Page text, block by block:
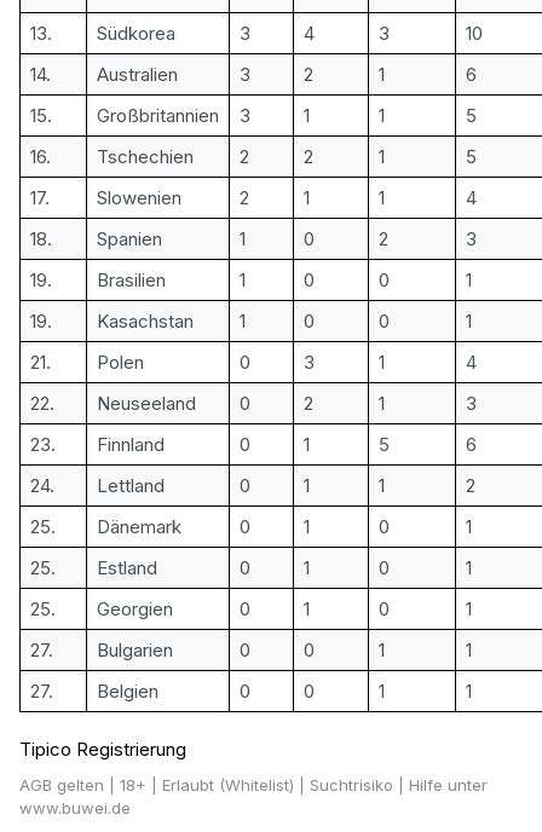
13.
Südkorea 3 4 3
10
14.
Australien 3 2 1
6
15.
Großbritannien 3 1 1
5
16.
Tschechien 2 2 1
5
17.
Slowenien 2 1 1
4
18.
Spanien 1 0 2
3
19.
Brasilien 1 0 0
1
19.
Kasachstan 1 0 0
1
21.
Polen 0 3 1
4
22.
Neuseeland 0 2 1
3
23.
Finnland 0 1 5
6
24.
Lettland 0 1 1
2
25.
Dänemark 0 1 0
1
25.
Estland 0 1 0
1
25.
Georgien 0 1 0
1
27.
Bulgarien 0 0 1
1
27.
Belgien 0 0 1 1
Tipico Registrierung
AGB gelten | 18+ | Erlaubt (Whitelist) | Suchtrisiko | Hilfe unter
www.buwei.de